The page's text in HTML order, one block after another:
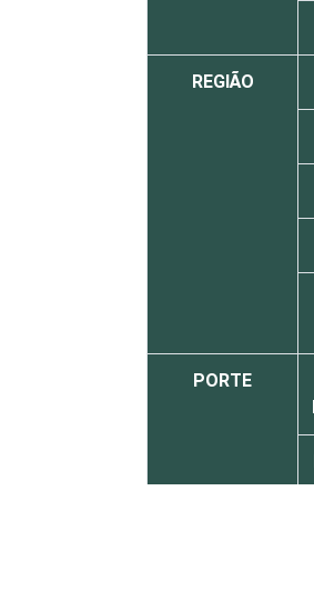
REGIÃO
PORTE